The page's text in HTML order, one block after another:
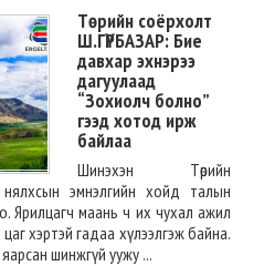
Төрийн соёрхолт
Ш.ГҮРБАЗАР: Бие
давхар эхнэрээ
дагуулаад
“Зохиолч болно”
гээд хотод ирж
байлаа
Шинэхэн Төрийн
эмнэлгийн хойд талын
Ярилцагч маань ч их чухал ажил
хэртэй гадаа хүлээлгэж байна.
яарсан шинжгүй уужу ...